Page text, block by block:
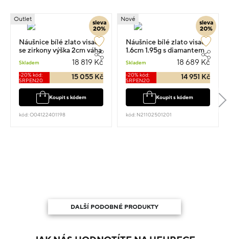
sleva
20%
Outlet
Náušnice bílé zlato visací
se zirkony výška 2cm váha
Skladem 18 819 Kč
-20% kód:
SRPEN20
15 055 Kč
Koupit s kódem
kód: O04122401198
sleva
20%
Nové
Náušnice bílé zlato visací
1.6cm 1.95g s diamantem
Skladem 18 689 Kč
-20% kód:
SRPEN20
14 951 Kč
Koupit s kódem
kód: N21102501201
DALŠÍ PODOBNÉ PRODUKTY